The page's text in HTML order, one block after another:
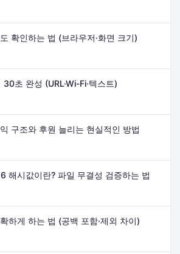
확인하는 법 (브라우저·화면 크기)
초 완성 (URL·Wi-Fi·텍스트)
구조와 후원 늘리는 현실적인 방법
해시값이란? 파일 무결성 검증하는 법
하게 하는 법 (공백 포함·제외 차이)